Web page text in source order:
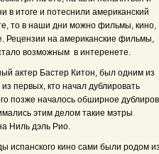
в итоге и потеснили американский
то в наши дни можно фильмы, кино,
Рецензии на американские фильмы,
возможным в интеренете.
актер Бастер Китон, был одним из
первых, кто начал дублировать
позже началось обширное
этим делом такие мэтры
Ниль дэль Рио.
испанского кино сами были родом из